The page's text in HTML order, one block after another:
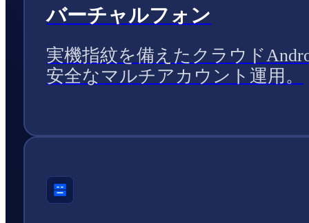
バーチャルフォン
実機指紋を備えたクラウド
安全なマルチアカウント運用。